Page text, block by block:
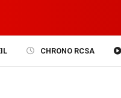
CHRONO RCSA